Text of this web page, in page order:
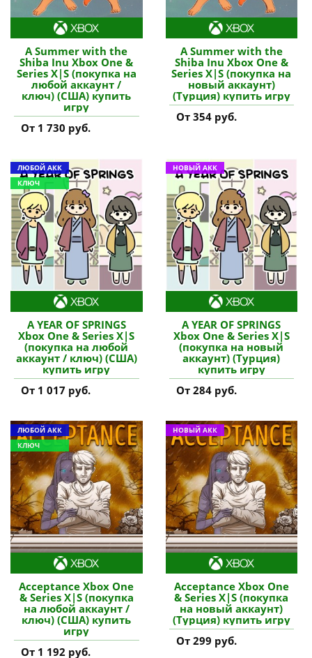
A Summer with the
Shiba Inu Xbox One &
Series X|S (покупка на
любой аккаунт /
ключ) (США) купить
игру
От 1 730 руб.
A Summer with the
Shiba Inu Xbox One &
Series X|S (покупка на
новый аккаунт)
(Турция) купить игру
От 354 руб.
ЛЮБОЙ АКК
КЛЮЧ
A YEAR OF SPRINGS
Xbox One & Series X|S
(покупка на любой
аккаунт / ключ) (США)
купить игру
От 1 017 руб.
НОВЫЙ АКК
A YEAR OF SPRINGS
Xbox One & Series X|S
(покупка на новый
аккаунт) (Турция)
купить игру
От 284 руб.
ЛЮБОЙ АКК
КЛЮЧ
Acceptance Xbox One
& Series X|S (покупка
на любой аккаунт /
ключ) (США) купить
игру
От 1 192 руб.
НОВЫЙ АКК
Acceptance Xbox One
& Series X|S (покупка
на новый аккаунт)
(Турция) купить игру
От 299 руб.